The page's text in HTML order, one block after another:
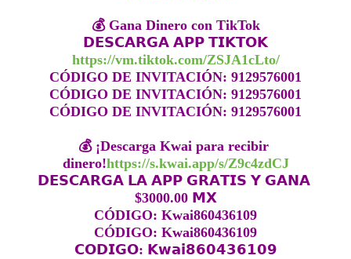
💰 Gana Dinero con TikTok
https://vm.tiktok.com/ZSJA1cLto/​
CÓDIGO DE INVITACIÓN: 9129576001
CÓDIGO DE INVITACIÓN: 9129576001
CÓDIGO DE INVITACIÓN: 9129576001
💰 ¡Descarga Kwai para recibir
dinero!https://s.kwai.app/s/Z9c4zdCJ
𝗗𝗘𝗦𝗖𝗔𝗥𝗚𝗔 𝗟𝗔 𝗔𝗣𝗣 𝗚𝗥𝗔𝗧𝗜𝗦 𝗬 𝗚𝗔𝗡𝗔
$3000.00 𝗠𝗫
CÓDIGO: Kwai860436109
CÓDIGO: Kwai860436109
𝗖𝗢𝗗𝗜𝗚𝗢: 𝗞𝘄𝗮𝗶𝟴𝟲𝟬𝟰𝟯𝟲𝟭𝟬𝟵